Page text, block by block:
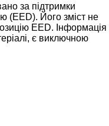
за підтримки
(EED). Його зміст не
EED. Інформація
є виключною